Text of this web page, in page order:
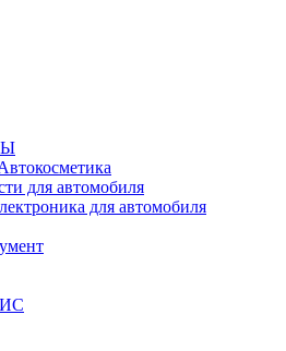
для автомобиля
для автомобиля